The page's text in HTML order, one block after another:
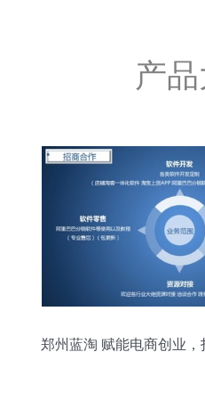
产
郑州蓝淘 赋能电商创业